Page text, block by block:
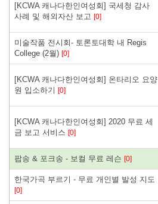
[KCWA 캐나다한인여성회] 국세청 감사
사례 및 해외자산 보고 [0]
미술작품 전시회- 토론토대학 내 Regis
College (2월) [0]
[KCWA 캐나다한인여성회] 온타리오 요양
원 입소하기 [0]
[KCWA 캐나다한인여성회] 2020 무료 세
금 보고 서비스 [0]
팝송 & 포크송 - 보컬 무료 레슨 [0]
한국가곡 부르기 - 무료 개인별 발성 지도
[0]